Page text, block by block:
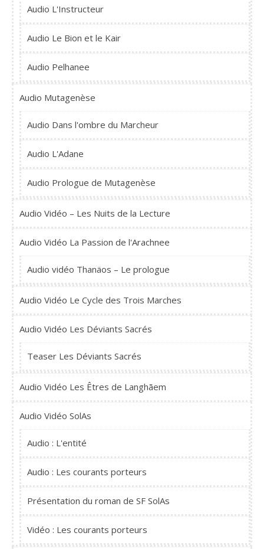
Audio L'Instructeur
Audio Le Bion et le Kair
Audio Pelhanee
Audio Mutagenèse
Audio Dans l'ombre du Marcheur
Audio L'Adane
Audio Prologue de Mutagenèse
Audio Vidéo – Les Nuits de la Lecture
Audio Vidéo La Passion de l'Arachnee
Audio vidéo Thanäos – Le prologue
Audio Vidéo Le Cycle des Trois Marches
Audio Vidéo Les Déviants Sacrés
Teaser Les Déviants Sacrés
Audio Vidéo Les Êtres de Langhãem
Audio Vidéo SolAs
Audio : L'entité
Audio : Les courants porteurs
Présentation du roman de SF SolAs
Vidéo : Les courants porteurs